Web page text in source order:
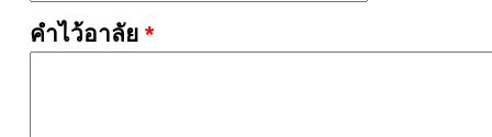
คำไว้อาลัย *